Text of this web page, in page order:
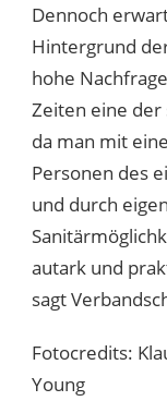
Dennoch
Hintergrund
hohe
Zeiten eine
da man mit
Personen des
und durch
autark und
sagt
Fotocredits:
Young